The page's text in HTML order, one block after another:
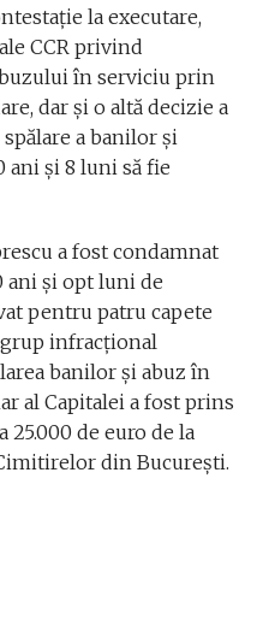
la executare,
CCR privind
în serviciu prin
dar și o altă decizie a
a banilor și
ani și 8 luni să fie
a fost condamnat
ani și opt luni de
pentru patru capete
infracțional
banilor și abuz în
al Capitalei a fost prins
de euro de la
din București.